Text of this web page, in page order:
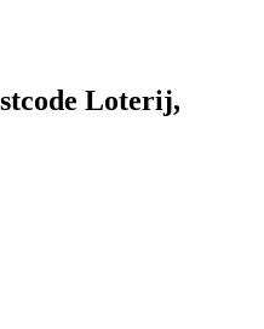
Loterij,